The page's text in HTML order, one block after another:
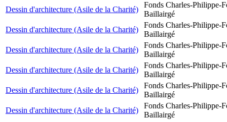
Dessin d'architecture (Asile de la Charité)
Fonds Charles-Philippe-
Baillairgé
Dessin d'architecture (Asile de la Charité)
Fonds Charles-Philippe-
Baillairgé
Dessin d'architecture (Asile de la Charité)
Fonds Charles-Philippe-
Baillairgé
Dessin d'architecture (Asile de la Charité)
Fonds Charles-Philippe-
Baillairgé
Dessin d'architecture (Asile de la Charité)
Fonds Charles-Philippe-
Baillairgé
Dessin d'architecture (Asile de la Charité)
Fonds Charles-Philippe-
Baillairgé